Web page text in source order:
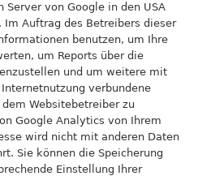
Server von Google in den USA
Auftrag des Betreibers dieser
benutzen, um Ihre
um Reports über die
und um weitere mit
verbundene
Websitebetreiber zu
Google Analytics von Ihrem
wird nicht mit anderen Daten
Sie können die Speicherung
Einstellung Ihrer